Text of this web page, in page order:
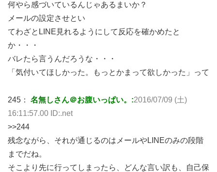
何やら感づいているんじゃあるまいか？
メールの設定させとい
てわざとLINE見れるようにして反応を確かめたと
か・・・
バレたら言うんだろうな・・・
「気付いてほしかった。もっとかまって欲しかった」って
245： 名無しさん＠お腹いっぱい。:2016/07/09 (土)
16:11:57.00 ID:.net
>>244
残念ながら、それが通じるのはメールやLINEのみの段階
までだね。
そこより先に行ってしまったら、どんな言い訳も、自己保